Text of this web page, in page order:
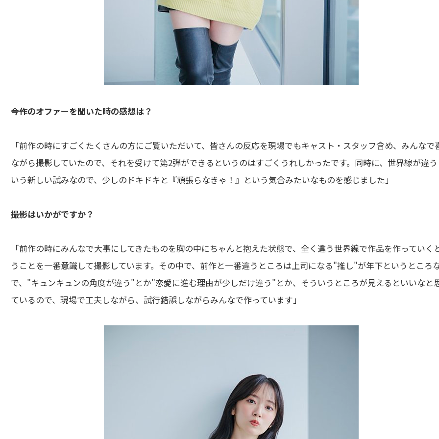
――今作のオファーを聞いた時の感想は？
「前作の時にすごくたくさんの方にご覧いただいて、皆さんの反応を現場でもキャスト・スタッフ含め、みんなで
ながら撮影していたので、それを受けて第2弾ができるというのはすごくうれしかったです。同時に、世界線が違
いう新しい試みなので、少しのドキドキと『頑張らなきゃ！』という気合みたいなものを感じました」
――撮影はいかがですか？
「前作の時にみんなで大事にしてきたものを胸の中にちゃんと抱えた状態で、全く違う世界線で作品を作っていく
うことを一番意識して撮影しています。その中で、前作と一番違うところは上司になる"推し"が年下というところ
で、"キュンキュンの角度が違う"とか"恋愛に進む理由が少しだけ違う"とか、そういうところが見えるといいなと
ているので、現場で工夫しながら、試行錯誤しながらみんなで作っています」